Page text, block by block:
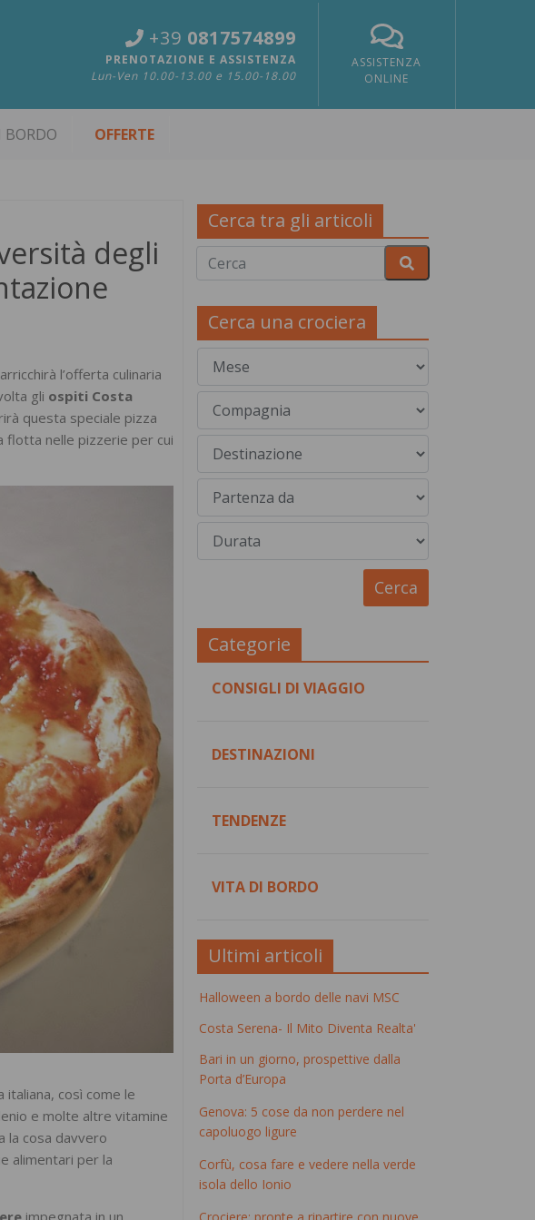
+39 0817574899
PRENOTAZIONE E ASSISTENZA
Lun-Ven 10.00-13.00 e 15.00-18.00
ASSISTENZA
ONLINE
OFFERTE
degli
l’offerta culinaria
gli ospiti Costa
questa speciale pizza
flotta nelle pizzerie per cui
italiana, così come le
e molte altre vitamine
la cosa davvero
alimentari per la
impegnata in un
Cerca tra gli articoli
Cerca una crociera
Categorie
CONSIGLI DI VIAGGIO
DESTINAZIONI
TENDENZE
VITA DI BORDO
Ultimi articoli
Halloween a bordo delle navi MSC
Costa Serena- Il Mito Diventa Realta'
Bari in un giorno, prospettive dalla
Porta d’Europa
Genova: 5 cose da non perdere nel
capoluogo ligure
Corfù, cosa fare e vedere nella verde
isola dello Ionio